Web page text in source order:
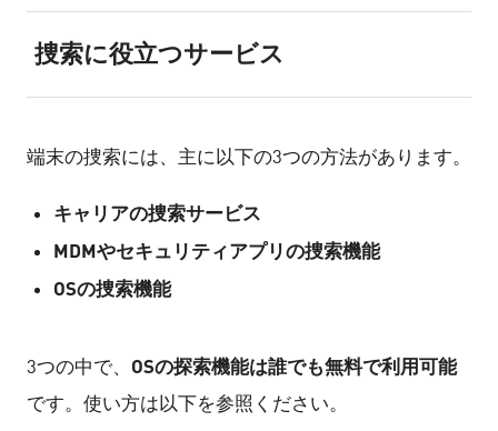
捜索に役立つサービス
端末の捜索には、主に以下の3つの方法があります。
キャリアの捜索サービス
MDMやセキュリティアプリの捜索機能
OSの捜索機能
3つの中で、 OSの探索機能は誰でも無料で利用可能
です。使い方は以下を参照ください。